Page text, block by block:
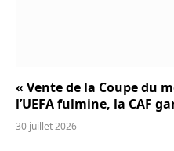
« Vente de la Coupe du
l’UEFA fulmine, la CAF
30 juillet 2026